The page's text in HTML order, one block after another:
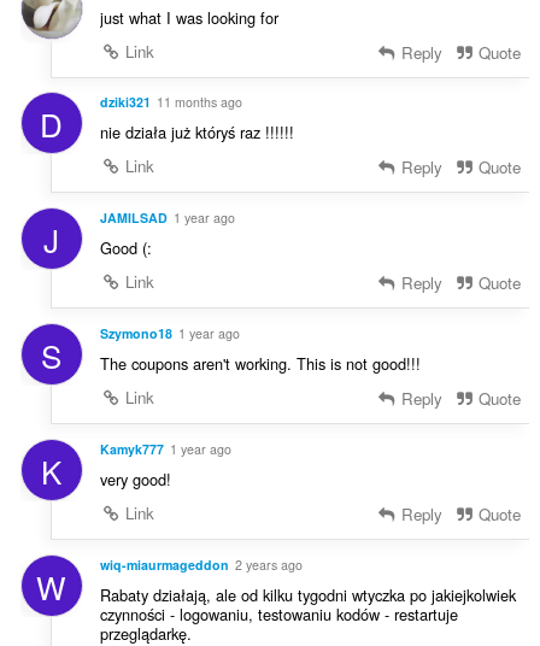
ε
ν
:
just what I was looking for
Link
Reply Quote
D dziki321 11 months ago
nie działa już któryś raz !!!!!!
Link
Reply Quote
J JAMILSAD 1 year ago
Good (:
Link
Reply Quote
S Szymono18 1 year ago
The coupons aren't working. This is not good!!!
Link
Reply Quote
K Kamyk777 1 year ago
very good!
Link
Reply Quote
W wiq-miaurmageddon 2 years ago
Rabaty działają, ale od kilku tygodni wtyczka po jakiejkolwiek
czynności - logowaniu, testowaniu kodów - restartuje
przeglądarkę.